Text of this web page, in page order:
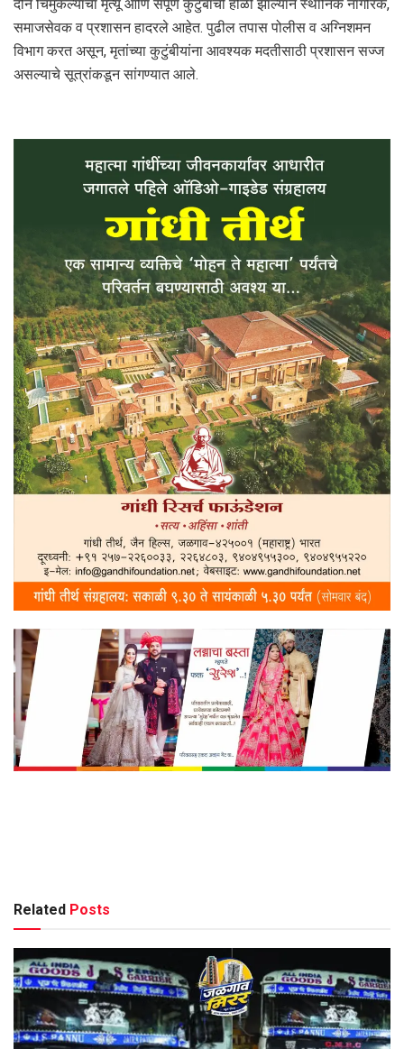
दोन चिमुकल्यांचा मृत्यू आणि संपूर्ण कुटुंबाची होळी झाल्याने स्थानिक नागरिक,
समाजसेवक व प्रशासन हादरले आहेत. पुढील तपास पोलीस व अग्निशमन
विभाग करत असून, मृतांच्या कुटुंबीयांना आवश्यक मदतीसाठी प्रशासन सज्ज
असल्याचे सूत्रांकडून सांगण्यात आले.
Related Posts